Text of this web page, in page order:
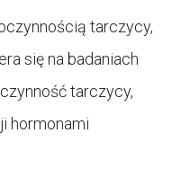
tarczycy,
się na badaniach
tarczycy,
hormonami